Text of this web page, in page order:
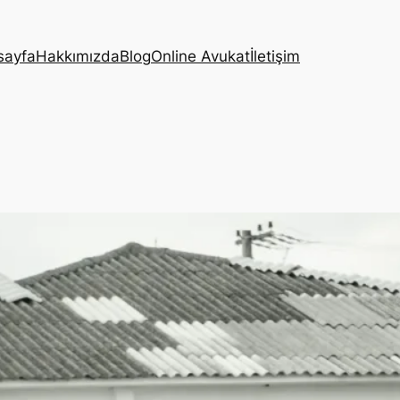
HakkımızdaBlogOnline Avukatİletişim